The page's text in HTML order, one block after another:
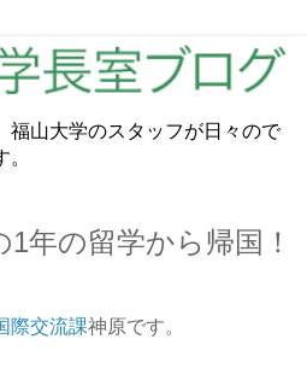
福山大学のスタッフが日々ので
年の留学から帰国！
際交流課神原です。